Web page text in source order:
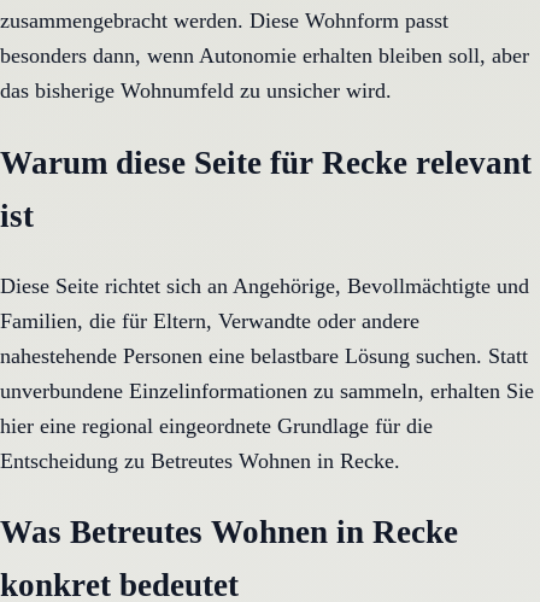
zusammengebracht werden. Diese Wohnform passt
besonders dann, wenn Autonomie erhalten bleiben soll, aber
das bisherige Wohnumfeld zu unsicher wird.
Warum diese Seite für Recke relevant
ist
Diese Seite richtet sich an Angehörige, Bevollmächtigte und
Familien, die für Eltern, Verwandte oder andere
nahestehende Personen eine belastbare Lösung suchen. Statt
unverbundene Einzelinformationen zu sammeln, erhalten Sie
hier eine regional eingeordnete Grundlage für die
Entscheidung zu Betreutes Wohnen in Recke.
Was Betreutes Wohnen in Recke
konkret bedeutet